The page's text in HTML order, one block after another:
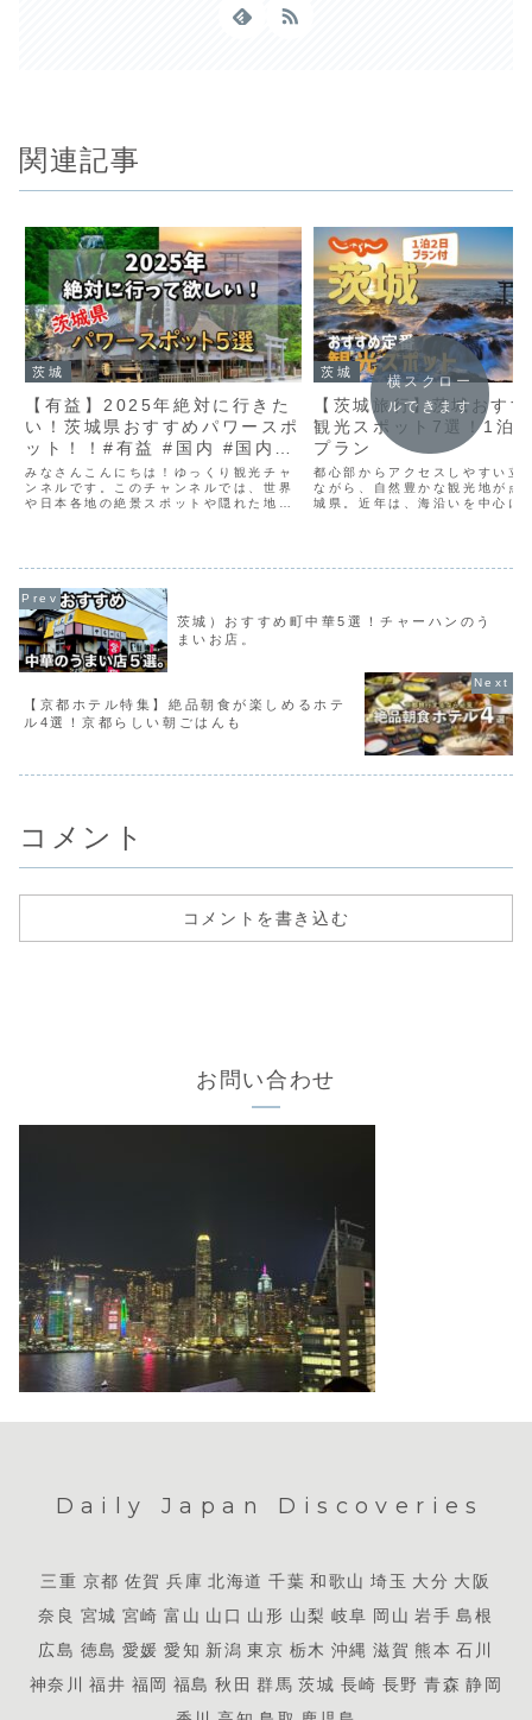
関連記事
茨城
【有益】2025年絶対に行きた
い！茨城県おすすめパワースポ
ット！！#有益 #国内 #国内旅
行 #旅行 #雑学 #おすすめに
のりたい #おすすめ
みなさんこんにちは！ゆっくり観光チャ
ンネルです。このチャンネルでは、世界
や日本各地の絶景スポットや隠れた地
ども発信していきます！旅...
茨城
【茨城旅行】茨城おす
観光スポット7選！1泊2
プラン
都心部からアクセスしやすい立
ながら、自然豊かな観光地が点
城県。近年は、海沿いを中心に
けての花景色や秋の紅葉が人...
横スクロー
ルできます
茨城）おすすめ町中華5選！チャーハンのう
まいお店。
【京都ホテル特集】絶品朝食が楽しめるホテ
ル4選！京都らしい朝ごはんも
コメント
コメントを書き込む
お問い合わせ
Daily Japan Discoveries
三重 京都 佐賀 兵庫 北海道 千葉 和歌山 埼玉 大分 大阪
奈良 宮城 宮崎 富山 山口 山形 山梨 岐阜 岡山 岩手 島根
広島 徳島 愛媛 愛知 新潟 東京 栃木 沖縄 滋賀 熊本 石川
神奈川 福井 福岡 福島 秋田 群馬 茨城 長崎 長野 青森 静岡